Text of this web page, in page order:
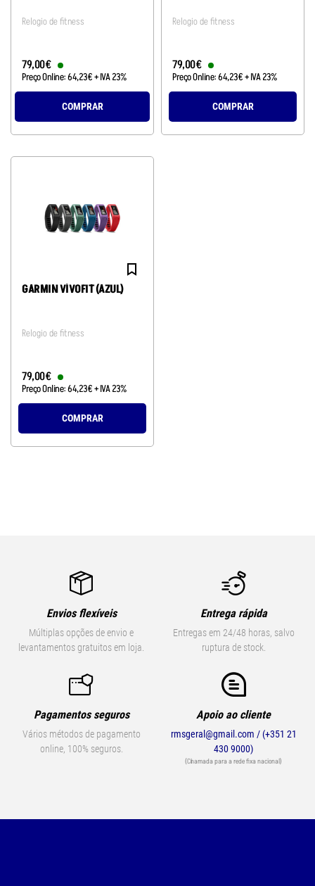
Relogio de fitness
79,00€
Preço Online:64,23€+ IVA 23%
COMPRAR
Relogio de fitness
79,00€
Preço Online:64,23€+ IVA 23%
COMPRAR
GARMIN VÍVOFIT (AZUL)
Relogio de fitness
79,00€
Preço Online:64,23€+ IVA 23%
COMPRAR
Envios flexíveis
Múltiplas opções de envio e
levantamentos gratuitos em loja.
Entrega rápida
Entregas em 24/48 horas, salvo
ruptura de stock.
Pagamentos seguros
Vários métodos de pagamento
online, 100% seguros.
Apoio ao cliente
rmsgeral@gmail.com / (+351 21
430 9000)
(Chamada para a rede fixa nacional)